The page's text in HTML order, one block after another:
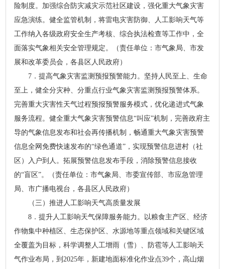
险制度。加强综合防灾减灾示范社区建设，强化重大气象灾害
应急演练。健全监管机制，将雷电灾害防御、人工影响天气等
工作纳入各级政府安全生产考核、综合执法检查等工作中，全
面落实气象相关安全管理规定。（责任单位：市气象局、市发
展和改革委员会，各县区人民政府）
7．提高气象灾害监测预报预警能力。坚持人民至上、生命
至上，健全分灾种、分重点行业气象灾害监测预报预警体系。
完善重大灾害性天气过程预报预警服务模式，优化递进式气象
服务流程。健全重大气象灾害预警信息“叫应”机制，完善政府主
导的气象信息发布和社会再传播机制，畅通重大气象灾害预警
信息全网免费快速发布的“绿色通道”，实现预警信息进村（社
区）入户到人。拓展预警信息发布手段，消除预警信息接收
的“盲区”。（责任单位：市气象局、市委宣传部、市应急管理
局、市广播电视台，各县区人民政府）
（三）推进人工影响天气高质量发展
8．提升人工影响天气保障服务能力。以粮食主产区、经济
作物集中种植区、生态保护区、水源地等重点领域和关键区域
全覆盖为目标，科学调整人工增雨（雪）、防雹等人工影响天
气作业布局，到2025年，新建地面标准化作业点39个，高山烟